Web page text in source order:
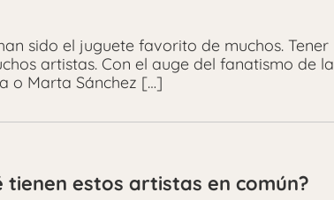
sido el juguete favorito de muchos. Tener
artistas. Con el auge del fanatismo de la
o Marta Sánchez […]
tienen estos artistas en común?